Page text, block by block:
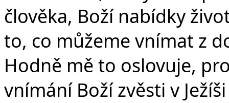
člověka, Boží nabídky
to, co můžeme vnímat z
Hodně mě to oslovuje,
vnímání Boží zvěsti v